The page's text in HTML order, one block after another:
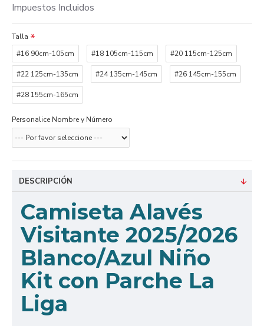
Impuestos Incluidos
Talla
#16 90cm-105cm
#18 105cm-115cm #20 115cm-125cm
#22 125cm-135cm #24 135cm-145cm #26 145cm-155cm
#28 155cm-165cm
Personalice Nombre y Número
DESCRIPCIÓN
Camiseta Alavés
Visitante 2025/2026
Blanco/Azul Niño
Kit con Parche La
Liga